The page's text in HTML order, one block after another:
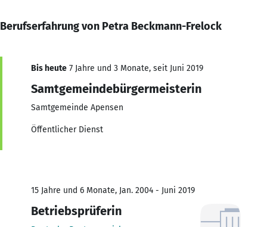
Berufserfahrung von Petra Beckmann-Frelock
Bis heute 7 Jahre und 3 Monate, seit Juni 2019
Samtgemeindebürgermeisterin
Samtgemeinde Apensen
Öffentlicher Dienst
15 Jahre und 6 Monate, Jan. 2004 - Juni 2019
Betriebsprüferin